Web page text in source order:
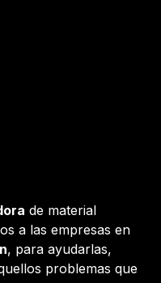
de material
a las empresas en
, para ayudarlas,
problemas que